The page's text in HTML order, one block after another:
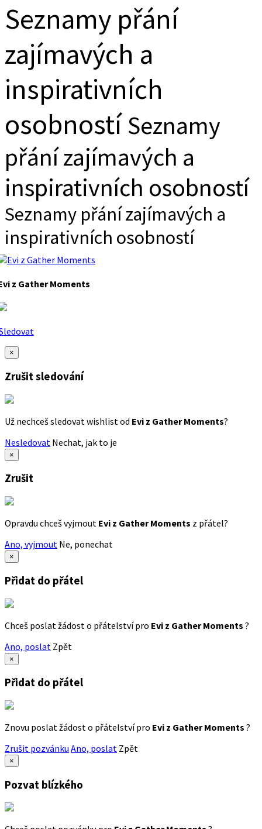
Seznamy přání
zajímavých a
inspirativních
osobnostíSeznamy
přání zajímavých a
inspirativních osobností
Seznamy přání zajímavých a
inspirativních osobností
z Gather Moments
×
Zrušit sledování
Už nechceš sledovat wishlist od Evi z Gather Moments?
Nesledovat Nechat, jak to je
×
Zrušit
Opravdu chceš vyjmout Evi z Gather Moments z přátel?
Ano, vyjmout Ne, ponechat
×
Přidat do přátel
Chceš poslat žádost o přátelství pro Evi z Gather Moments ?
Ano, poslat Zpět
×
Přidat do přátel
Znovu poslat žádost o přátelství pro Evi z Gather Moments ?
Zrušit pozvánku Ano, poslat Zpět
×
Pozvat blízkého